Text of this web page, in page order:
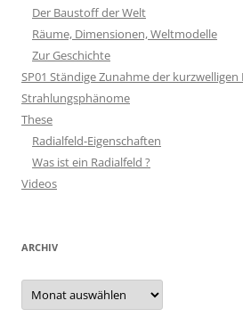
Der Baustoff der Welt
Räume, Dimensionen, Weltmodelle
Zur Geschichte
SP01 Ständige Zunahme der
Strahlungsphänome
These
Radialfeld-Eigenschaften
Was ist ein Radialfeld ?
Videos
ARCHIV
Archiv